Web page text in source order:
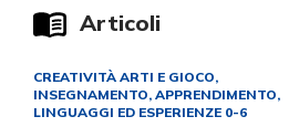
Articoli
CREATIVITÀ ARTI E GIOCO,
INSEGNAMENTO, APPRENDIMENTO,
LINGUAGGI ED ESPERIENZE 0-6